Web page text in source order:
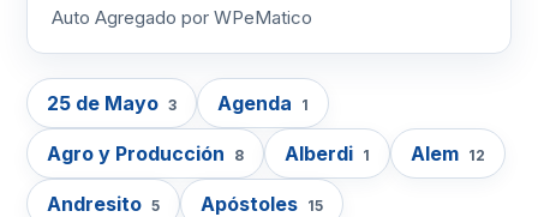
Auto Agregado por WPeMatico
25 de Mayo 3 Agenda 1
Agro y Producción 8 Alberdi 1 Alem 12
Andresito 5 Apóstoles 15